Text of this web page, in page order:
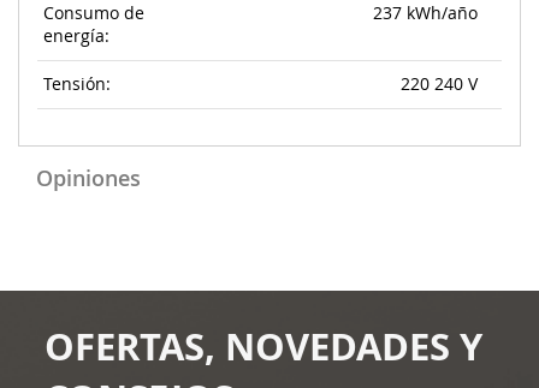
Consumo de
energía:
237 kWh/año
Tensión: 220 240 V
Opiniones
OFERTAS, NOVEDADES Y